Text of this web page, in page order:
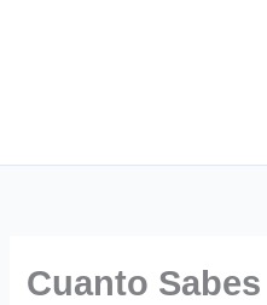
Cuanto